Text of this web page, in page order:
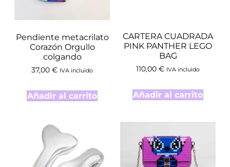
Pendiente metacrilato
Corazón Orgullo
colgando
37,00 € IVA incluido
Añadir al carrito
CARTERA CUADRADA
PINK PANTHER LEGO
BAG
110,00 € IVA incluido
Añadir al carrito